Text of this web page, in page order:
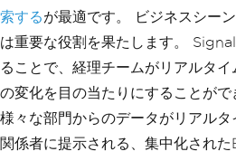
索するが最適です。 ビジネスシー
は重要な役割を果たします。
ることで、経理チームがリアルタ
の変化を目の当たりにすることがで
様々な部門からのデータがリアル
関係者に提示される、集中化され